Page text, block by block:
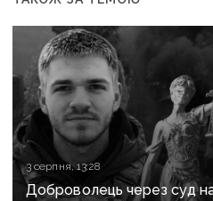
3 серпня, 13:28
Доброволець через суд